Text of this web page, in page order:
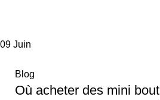
09 Juin
Blog
Où acheter des mini